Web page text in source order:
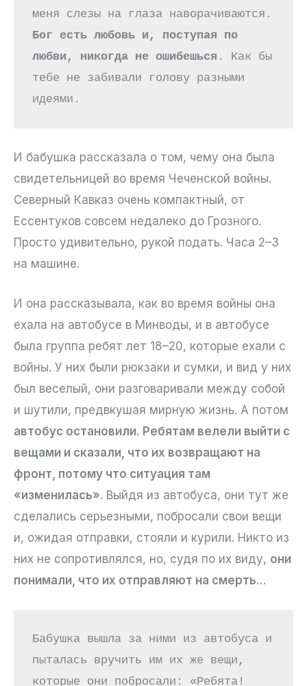
Бог есть любовь и, поступая по
любви, никогда не ошибешься . Как бы
тебе не забивали голову разными
идеями.
И бабушка рассказала о том, чему она была
свидетельницей во время Чеченской войны.
Северный Кавказ очень компактный, от
Ессентуков совсем недалеко до Грозного.
Просто удивительно, рукой подать. Часа 2–3
на машине.
И она рассказывала, как во время войны она
ехала на автобусе в Минводы, и в автобусе
была группа ребят лет 18–20, которые ехали с
войны. У них были рюкзаки и сумки, и вид у них
был веселый, они разговаривали между собой
и шутили, предвкушая мирную жизнь. А потом
автобус остановили. Ребятам велели выйти с
вещами и сказали, что их возвращают на
фронт, потому что ситуация там
«изменилась». Выйдя из автобуса, они тут же
сделались серьезными, побросали свои вещи
и, ожидая отправки, стояли и курили. Никто из
них не сопротивлялся, но, судя по их виду, они
понимали, что их отправляют на смерть…
Бабушка вышла за ними из автобуса и
пыталась вручить им их же вещи,
которые они побросали: «Ребята!